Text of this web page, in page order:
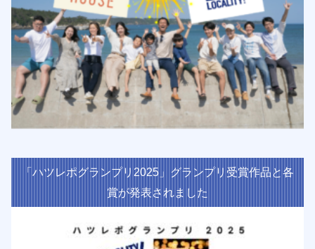
「ハツレポグランプリ2025」グランプリ受賞作品と各
賞が発表されました